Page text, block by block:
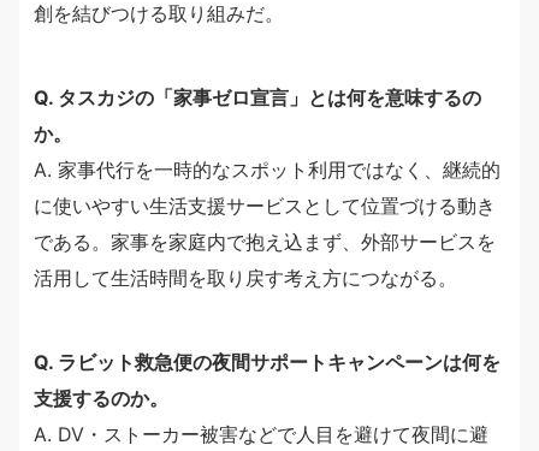
創を結びつける取り組みだ。
Q. タスカジの「家事ゼロ宣言」とは何を意味するの
か。
A. 家事代行を一時的なスポット利用ではなく、継続的
に使いやすい生活支援サービスとして位置づける動き
である。家事を家庭内で抱え込まず、外部サービスを
活用して生活時間を取り戻す考え方につながる。
Q. ラビット救急便の夜間サポートキャンペーンは何を
支援するのか。
A. DV・ストーカー被害などで人目を避けて夜間に避